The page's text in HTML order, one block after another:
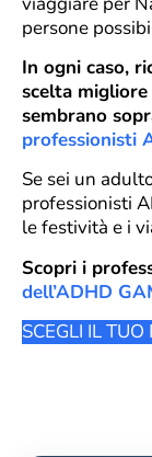
persone
In ogni caso,
scelta
sembrano
professionisti
Se sei un
professionisti
le festività e i
Scopri i
dell’ADHD
SCEGLI IL